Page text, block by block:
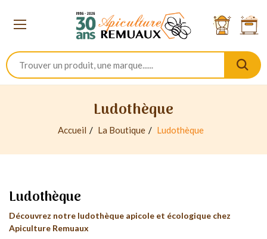
Ludothèque
Accueil La Boutique Ludothèque
Ludothèque
Découvrez notre ludothèque apicole et écologique chez
Apiculture Remuaux